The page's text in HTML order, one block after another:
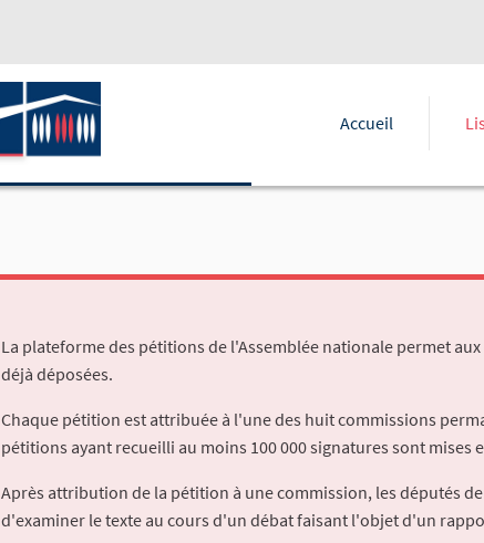
Accueil
La plateforme des pétitions de l'Assemblée nationale permet
déjà déposées.
Chaque pétition est attribuée à l'une des huit commissions
pétitions ayant recueilli au moins 100 000 signatures sont
Après attribution de la pétition à une commission, les députés
d'examiner le texte au cours d'un débat faisant l'objet d'un